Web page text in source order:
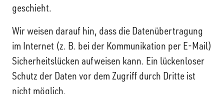
geschieht.
Wir weisen darauf hin, dass die Datenübertragung
im Internet (z. B. bei der Kommunikation per E-Mail)
Sicherheitslücken aufweisen kann. Ein lückenloser
Schutz der Daten vor dem Zugriff durch Dritte ist
nicht möglich.